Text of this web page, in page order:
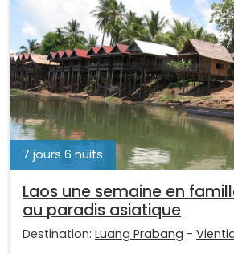
7 jours 6 nuits
Laos une semaine en
au paradis asiatique
Destination: Luang Prabang -